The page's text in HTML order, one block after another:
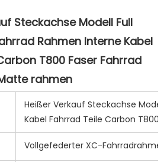
Steckachse Modell Full
Rahmen Interne Kabel
T800 Faser Fahrrad
Matte rahmen
Heißer Verkauf Steckachse
Kabel Fahrrad Teile Carbon T800
Vollgefederter XC-Fahrradrahmen